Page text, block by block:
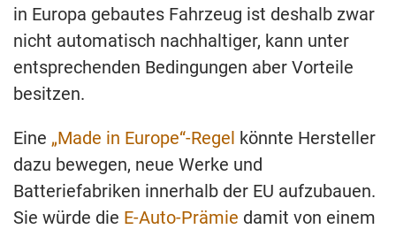
in Europa gebautes Fahrzeug ist deshalb zwar
nicht automatisch nachhaltiger, kann unter
entsprechenden Bedingungen aber Vorteile
besitzen.
Eine „Made in Europe“-Regel könnte Hersteller
dazu bewegen, neue Werke und
Batteriefabriken innerhalb der EU aufzubauen.
Sie würde die E-Auto-Prämie damit von einem